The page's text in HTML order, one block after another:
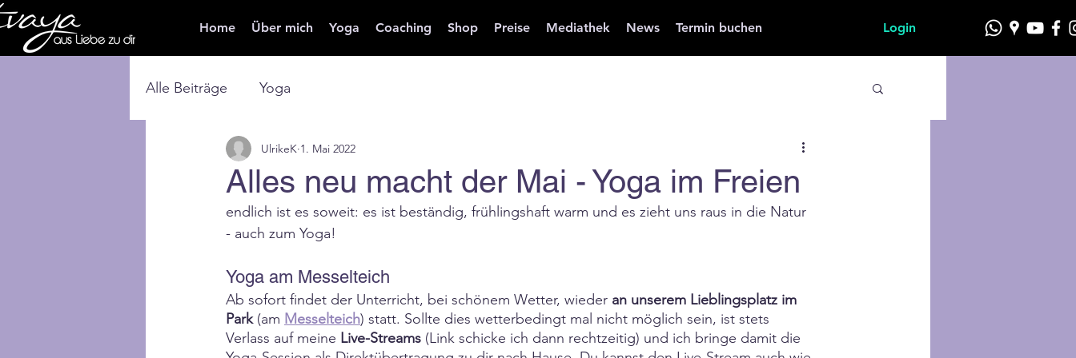
Home Über mich Yoga Coaching Shop Preise Mediathek News Termin buchen Login
Alle Beiträge Yoga
Alles neu macht der Mai - Yoga im Freien
UlrikeK 1. Mai 2022
endlich ist es soweit: es ist beständig, frühlingshaft warm und es zieht uns raus in die Natur
- auch zum Yoga!
Yoga am Messelteich
Ab sofort findet der Unterricht, bei schönem Wetter, wieder an unserem Lieblingsplatz im
Park (am Messelteich) statt. Sollte dies wetterbedingt mal nicht möglich sein, ist stets
Verlass auf meine Live-Streams (Link schicke ich dann rechtzeitig) und ich bringe damit die